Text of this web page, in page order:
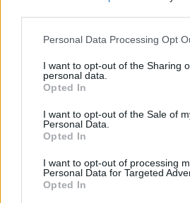
Personal Data Processing Opt
I want to opt-out of the Sharing
personal data.
Opted In
I want to opt-out of the Sale of
Personal Data.
Opted In
I want to opt-out of processing
Personal Data for Targeted
Opted In
καταστήματος όπου
εκλογικών καταλόγων, στους
καταστήματα έχουν
τμήματα.
Πότε θα βγει το
του Μαΐου η πρώτη ασφαλής
εκλογικό αποτέλεσμα θα δοθεί